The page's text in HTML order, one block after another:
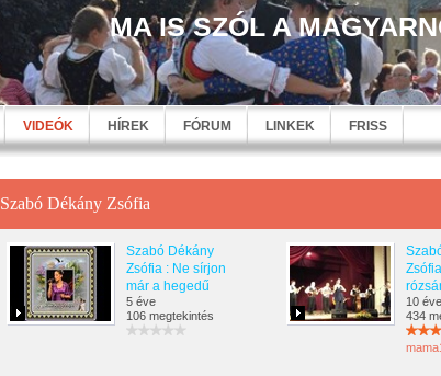
MA IS SZÓL A
VIDEÓK HÍREK FÓRUM LINKEK FRISS
Szabó Dékány Zsófia
Szabó Dékány
Zsófia : Ne sírjon
már a hegedű
5 éve
106 megtekintés
10 éve
434